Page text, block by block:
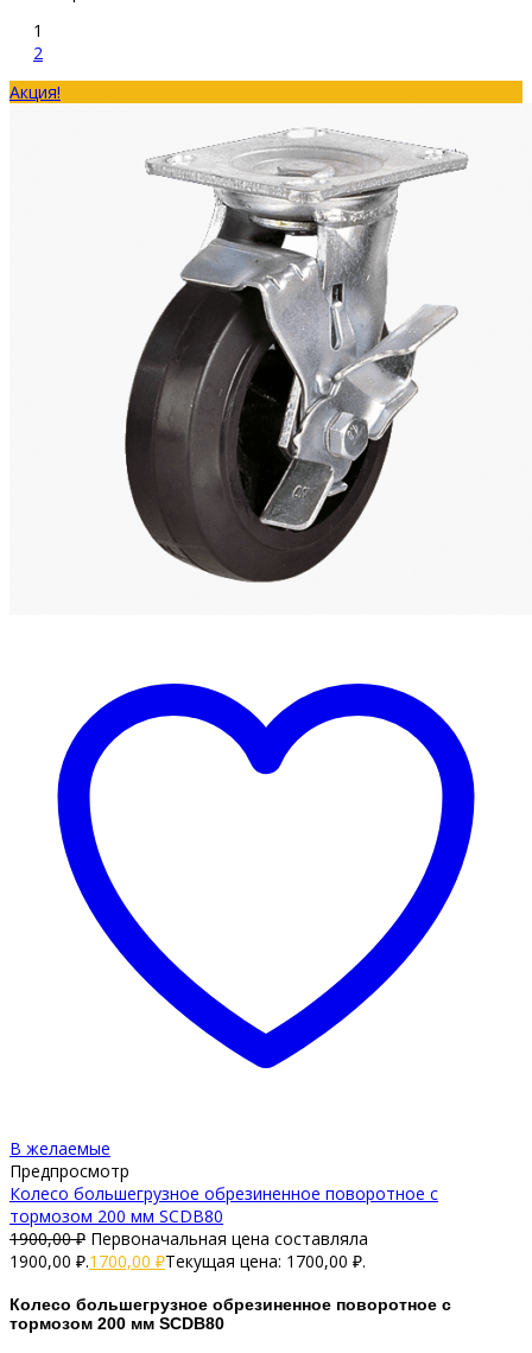
1
2
Акция!
В желаемые
Предпросмотр
Колесо большегрузное обрезиненное поворотное с
тормозом 200 мм SCDB80
1900,00₽ Первоначальная цена составляла
1900,00 ₽.1700,00 ₽Текущая цена: 1700,00 ₽.
Колесо большегрузное обрезиненное поворотное с
тормозом 200 мм SCDB80